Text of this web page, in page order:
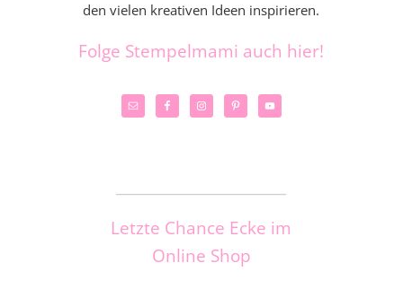
den vielen kreativen Ideen inspirieren.
Folge Stempelmami auch hier!
Letzte Chance Ecke im
Online Shop